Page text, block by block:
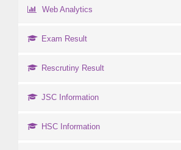
Web Analytics
Exam Result
Rescrutiny Result
JSC Information
HSC Information